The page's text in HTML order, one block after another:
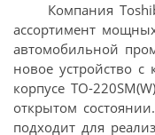
Компания
ассортимент
автомобильной
новое устройство
корпусе TO-
открытом
подходит для